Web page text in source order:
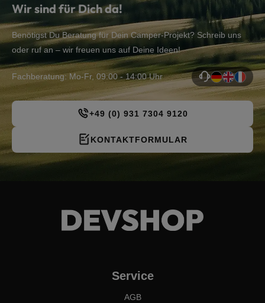
Wir sind für Dich da!
Benötigst Du Beratung für Dein Camper-Projekt? Schreib uns
oder ruf an – wir freuen uns auf Deine Ideen!
Fachberatung: Mo-Fr, 09:00 - 14:00 Uhr
+49 (0) 931 7304 9120
KONTAKTFORMULAR
Service
AGB